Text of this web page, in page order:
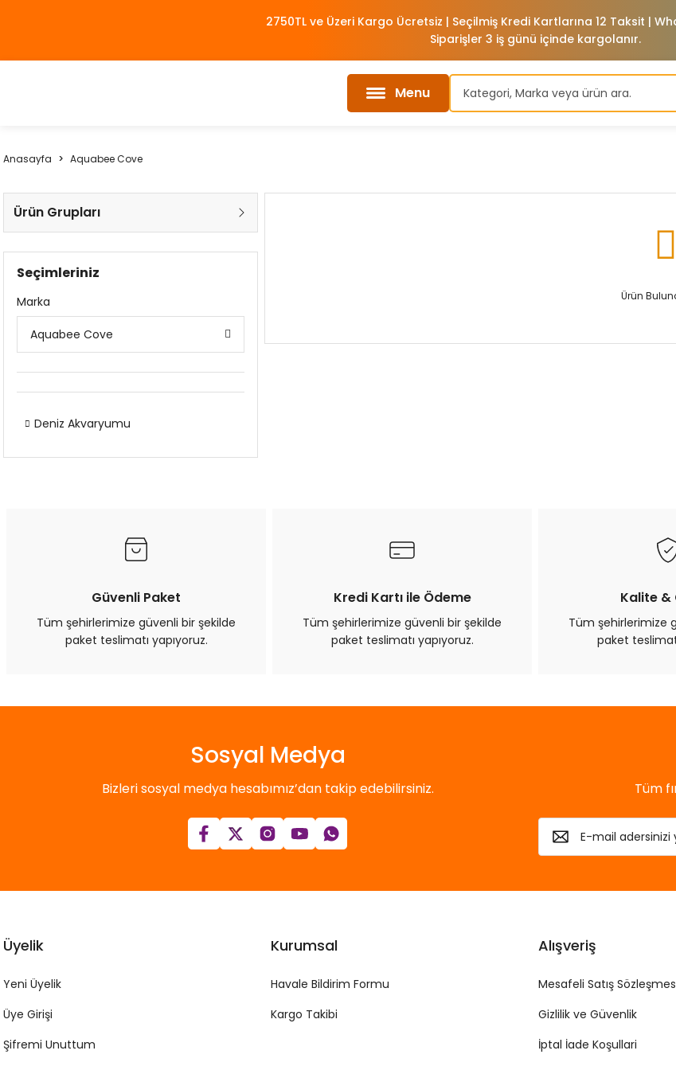
2750TL ve Üzeri Kargo Ücretsiz | Seçilmiş Kredi Kartlarına 12 Taksit |
Siparişler 3 iş günü içinde kargolanır.
Menu
Anasayfa Aquabee Cove
Ürün Grupları
Seçimleriniz
Marka
Aquabee Cove
Deniz Akvaryumu
Ürün
Güvenli Paket
Tüm şehirlerimize güvenli bir şekilde
paket teslimatı yapıyoruz.
Kredi Kartı ile Ödeme
Tüm şehirlerimize güvenli bir şekilde
paket teslimatı yapıyoruz.
Kalite &
Tüm şehirlerimize
paket
Sosyal Medya
Bizleri sosyal medya hesabımız’dan takip edebilirsiniz. Tüm
Üyelik
Yeni Üyelik
Üye Girişi
Şifremi Unuttum
Kurumsal
Havale Bildirim Formu
Kargo Takibi
Alışveriş
Mesafeli Satış
Gizlilik ve Güvenlik
İptal İade Koşullari